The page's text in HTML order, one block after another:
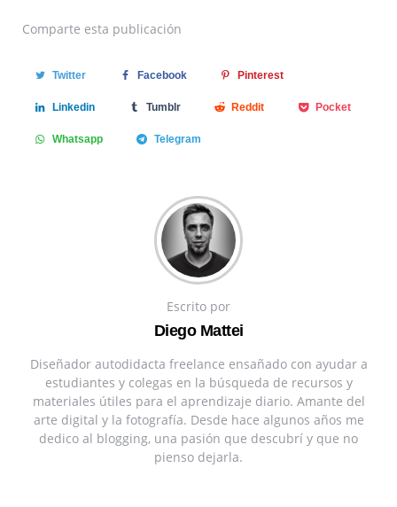
Comparte esta publicación
Twitter Facebook Pinterest
Linkedin Tumblr Reddit Pocket
Whatsapp Telegram
Escrito por
Diego Mattei
Diseñador autodidacta freelance ensañado con ayudar a
estudiantes y colegas en la búsqueda de recursos y
materiales útiles para el aprendizaje diario. Amante del
arte digital y la fotografía. Desde hace algunos años me
dedico al blogging, una pasión que descubrí y que no
pienso dejarla.